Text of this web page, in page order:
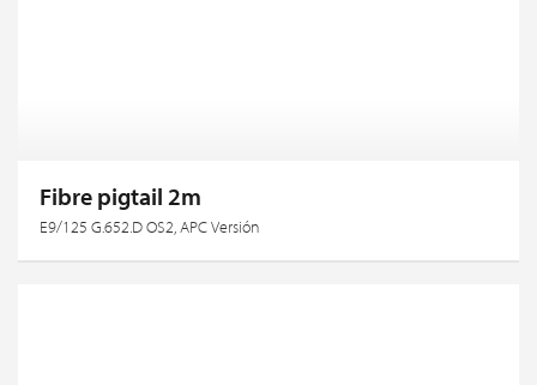
Fibre pigtail 2m
E9/125 G.652.D OS2, APC Versión